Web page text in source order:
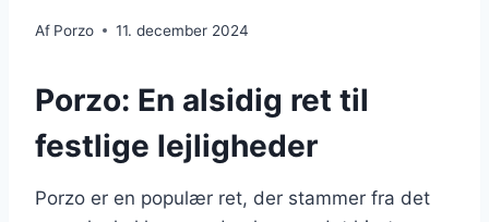
Af Porzo 11. december 2024
Porzo: En alsidig ret til
festlige lejligheder
Porzo er en populær ret, der stammer fra det